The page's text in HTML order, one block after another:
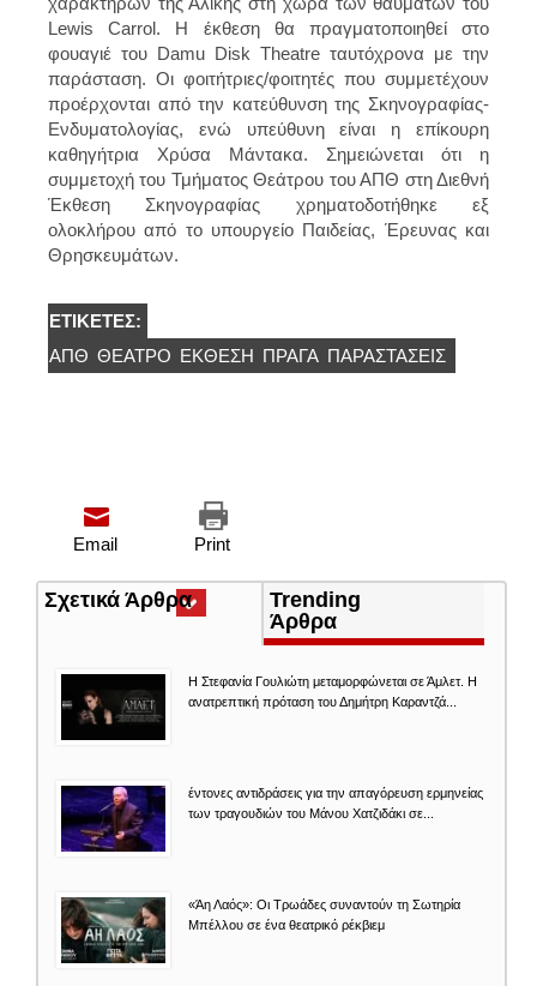
Lewis Carrol. Η έκθεση θα πραγματοποιηθεί στο
φουαγιέ του Damu Disk Theatre ταυτόχρονα με την
παράσταση. Οι φοιτήτριες/φοιτητές που συμμετέχουν
προέρχονται από την κατεύθυνση της Σκηνογραφίας-
Ενδυματολογίας, ενώ υπεύθυνη είναι η επίκουρη
καθηγήτρια Χρύσα Μάντακα. Σημειώνεται ότι η
συμμετοχή του Τμήματος Θεάτρου του ΑΠΘ στη Διεθνή
Έκθεση Σκηνογραφίας χρηματοδοτήθηκε εξ
ολοκλήρου από το υπουργείο Παιδείας, Έρευνας και
Θρησκευμάτων.
ΕΤΙΚΈΤΕΣ:
ΑΠΘ ΘΈΑΤΡΟ ΕΚΘΕΣΗ ΠΡΆΓΑ ΠΑΡΑΣΤΆΣΕΙΣ
Print
Email
Σχετικά Άρθρα(ενεργή
καρτέλα)
Trending
Άρθρα
Η Στεφανία Γουλιώτη μεταμορφώνεται σε Άμλετ. Η
ανατρεπτική πρόταση του Δημήτρη Καραντζά...
έντονες αντιδράσεις για την απαγόρευση ερμηνείας
των τραγουδιών του Μάνου Χατζιδάκι σε...
«Άη Λαός»: Οι Τρωάδες συναντούν τη Σωτηρία
Μπέλλου σε ένα θεατρικό ρέκβιεμ